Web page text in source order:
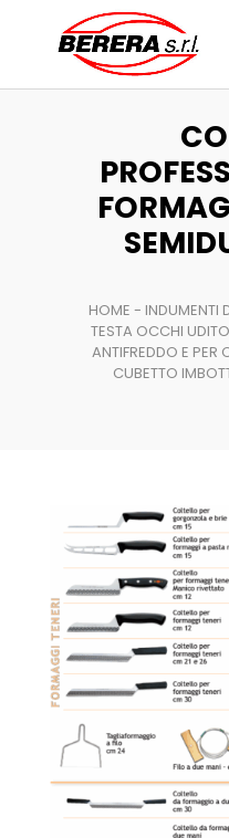
prodotti
HOME - INDUMENTI
TESTA OCCHI UDITO
ANTIFREDDO E PER
CUBETTO